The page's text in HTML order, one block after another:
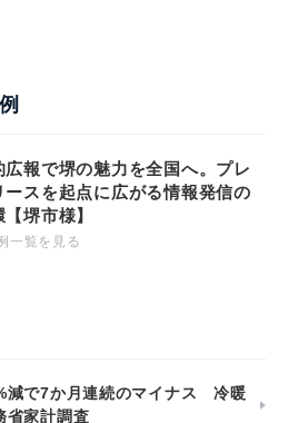
広報で堺の魅力を全国へ。プレ
ースを起点に広がる情報発信の
堺市様】
一覧を見る
減で7か月連続のマイナス 冷暖
家計調査